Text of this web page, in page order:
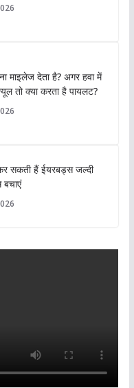
माइलेज देता है? अगर हवा में
तो क्या करता है पायलट?
सकती हैं ईयरबड्स जल्दी